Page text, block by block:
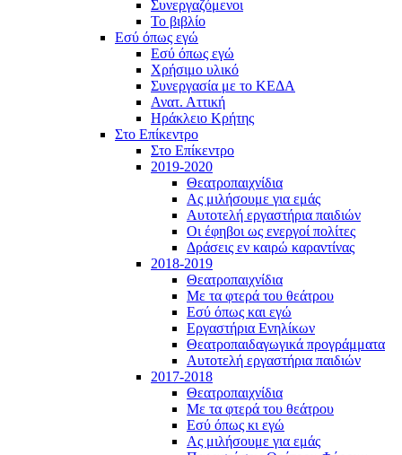
Συνεργαζόμενοι
To βιβλίο
Εσύ όπως εγώ
Εσύ όπως εγώ
Χρήσιμο υλικό
Συνεργασία με το ΚΕΔΑ
Ανατ. Αττική
Ηράκλειο Κρήτης
Στο Επίκεντρο
Στο Επίκεντρο
2019-2020
Θεατροπαιχνίδια
Ας μιλήσουμε για εμάς
Αυτοτελή εργαστήρια παιδιών
Οι έφηβοι ως ενεργοί πολίτες
Δράσεις εν καιρώ καραντίνας
2018-2019
Θεατροπαιχνίδια
Με τα φτερά του θεάτρου
Εσύ όπως και εγώ
Εργαστήρια Ενηλίκων
Θεατροπαιδαγωγικά προγράμματα
Αυτοτελή εργαστήρια παιδιών
2017-2018
Θεατροπαιχνίδια
Με τα φτερά του θεάτρου
Εσύ όπως κι εγώ
Ας μιλήσουμε για εμάς